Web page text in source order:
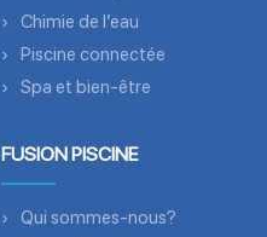
Chimie de l’eau
Piscine connectée
Spa et bien-être
FUSION PISCINE
Qui sommes-nous?